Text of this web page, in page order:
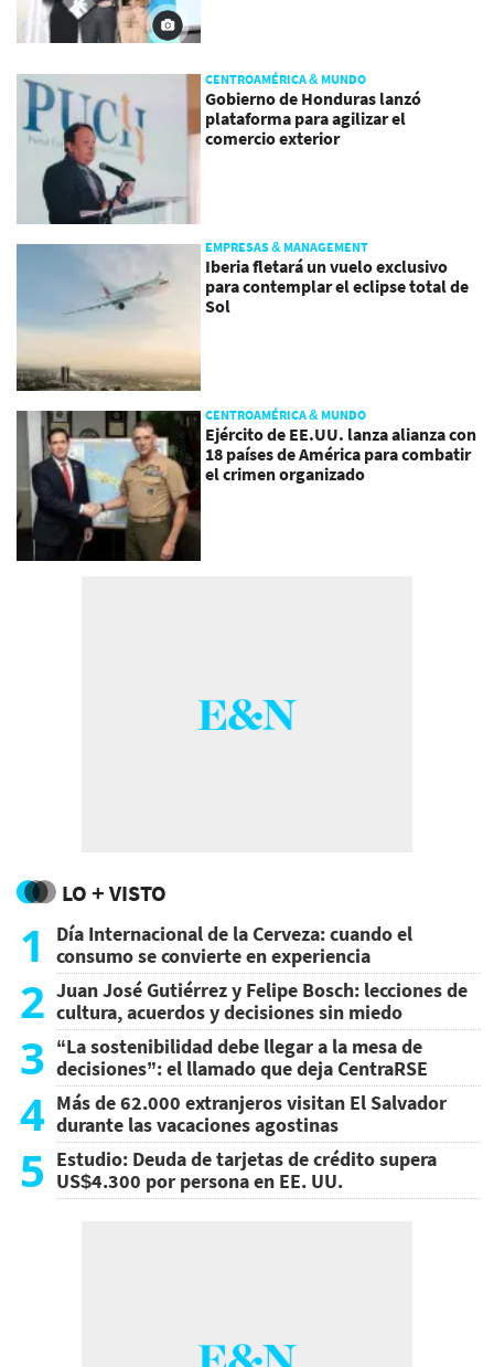
CENTROAMÉRICA & MUNDO
Gobierno de Honduras lanzó
plataforma para agilizar el
comercio exterior
EMPRESAS & MANAGEMENT
Iberia fletará un vuelo exclusivo
para contemplar el eclipse total de
Sol
CENTROAMÉRICA & MUNDO
Ejército de EE.UU. lanza alianza con
18 países de América para combatir
el crimen organizado
LO + VISTO
1
Día Internacional de la Cerveza: cuando el
consumo se convierte en experiencia
2 Juan José Gutiérrez y Felipe Bosch: lecciones de
cultura, acuerdos y decisiones sin miedo
3 “La sostenibilidad debe llegar a la mesa de
decisiones”: el llamado que deja CentraRSE
4 Más de 62.000 extranjeros visitan El Salvador
durante las vacaciones agostinas
5 Estudio: Deuda de tarjetas de crédito supera
US$4.300 por persona en EE. UU.